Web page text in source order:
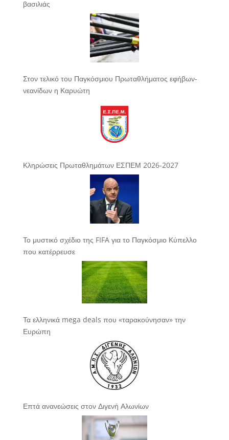
βασιλιάς
Στον τελικό του Παγκόσμιου Πρωταθλήματος εφήβων-
νεανίδων η Καρυώτη
Κληρώσεις Πρωταθλημάτων ΕΣΠΕΜ 2026-2027
Το μυστικό σχέδιο της FIFA για το Παγκόσμιο Κύπελλο
που κατέρρευσε
Τα ελληνικά mega deals που «ταρακούνησαν» την
Ευρώπη
Επτά ανανεώσεις στον Διγενή Αλωνίων